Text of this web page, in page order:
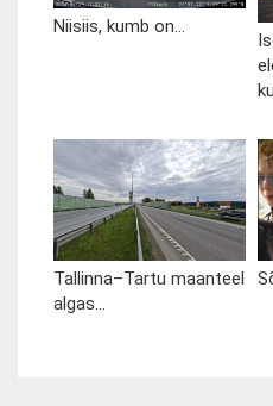
Niisiis, kumb on...
Tallinna–Tartu maanteel
algas...